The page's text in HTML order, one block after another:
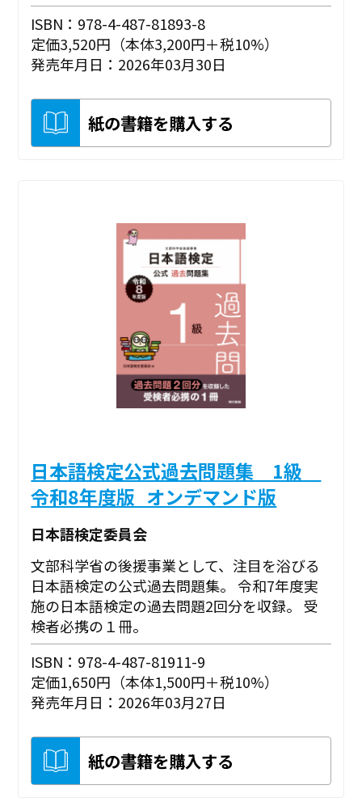
ISBN：978-4-487-81893-8
定価3,520円（本体3,200円＋税10%）
発売年月日：2026年03月30日
紙の書籍を購入する
日本語検定公式過去問題集 1級
令和8年度版_オンデマンド版
日本語検定委員会
文部科学省の後援事業として、注目を浴びる
日本語検定の公式過去問題集。 令和7年度実
施の日本語検定の過去問題2回分を収録。 受
検者必携の１冊。
ISBN：978-4-487-81911-9
定価1,650円（本体1,500円＋税10%）
発売年月日：2026年03月27日
紙の書籍を購入する